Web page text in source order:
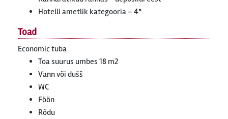
Hotelli ametlik kategooria – 4*
Toad
Economic tuba
Toa suurus umbes 18 m2
Vann või dušš
WC
Föön
Rõdu